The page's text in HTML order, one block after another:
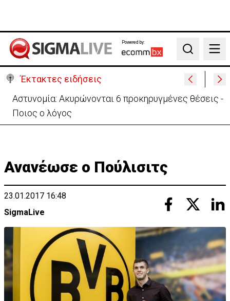
Powered by:
Search
Έκτακτες ειδήσεις
Β. Βάσεις για κεραίες: Δεν διαπιστώθηκε αυξημένη
συχνότητα εμφάνισης καρκίνου
Ανανέωσε ο Πούλισιτς
23.01.2017 16:48
SigmaLive